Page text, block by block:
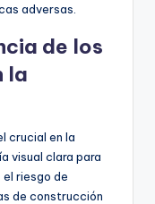
adversas.
de los
la
crucial en la
visual clara para
riesgo de
de construcción